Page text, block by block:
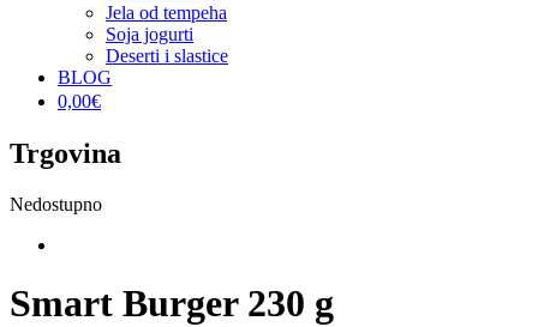
Jela od tempeha
Soja jogurti
Deserti i slastice
BLOG
0,00€
Trgovina
Nedostupno
Smart Burger 230 g